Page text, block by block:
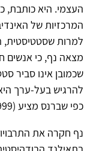
העצמי. היא כותבת,
המרכזיות של
למרות שסטטיסטית,
מצאה נף, כי אנשים
שכמובן אינו סביר
להרגיש בעל-ערך
כפי שברנס מציע (1999), להיות "ממוצע".
נף חקרה את